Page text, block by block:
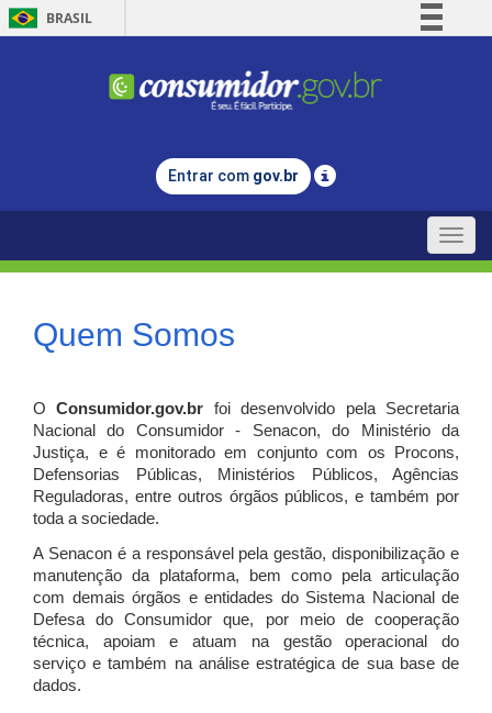
BRASIL
Comunica BR
Legislação
Entrar com gov.br
Toggle
Quem Somos
OConsumidor.gov.br
foi desenvolvido pela Secretaria
Nacional do Consumidor - Senacon, do Ministério da
Justiça, e é monitorado em conjunto com os Procons,
Defensorias Públicas, Ministérios Públicos, Agências
Reguladoras, entre outros órgãos públicos, e também por
toda a sociedade.
A Senacon é a responsável pela gestão, disponibilização e
manutenção da plataforma, bem como pela articulação
com demais órgãos e entidades do Sistema Nacional de
Defesa do Consumidor que, por meio de cooperação
técnica, apoiam e atuam na gestão operacional do
serviço e também na análise estratégica de sua base de
dados.